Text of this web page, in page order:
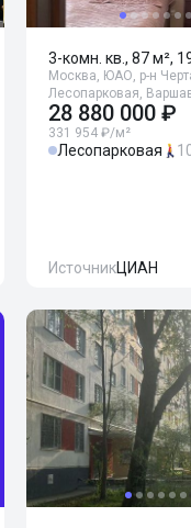
3-комн. кв., 87 м²,
Москва, ЮАО, р-н
Лесопарковая,
28 880 000 ₽
331 954 ₽/м²
Лесопарковая
ИсточникЦИАН